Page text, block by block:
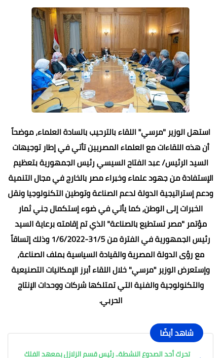
استهل الوزير "مرسي" اللقاء بالترحيب بالسادة العلماء، موضحاً
أن هذه اللقاءات مع العلماء المصريين تأتي في إطار توجيهات
السيد الرئيس/ عبد الفتاح السيسي رئيس الجمهورية بتعظيم
الإستفادة من جهود علماء وخبراء مصر بالخارج في مجال التنمية
ودعم إستراتيجية الدولة لدعم الصناعة وتوطين التكنولوجيا ونقل
الخبرات إلى الوطن، كما يأتي في ضوء إستكمال جني ثمار
مؤتمر "مصر تستطيع بالصناعة" الذي تم إقامته برعاية السيد
رئيس الجمهورية في الفترة من 31/5-1/6/2022 وذلك إتساقاً
مع رؤى الدولة المصرية والقيادة السياسية بملف الصناعة،
وإستعرض الوزير "مرسي" خلال اللقاء أبرز الإمكانيات التصنيعية
والتكنولوجية والفنية التي تمتلكها شركات ووحدات الإنتاج
الحربي.
شاهد أيضًا
تحرك أحد الصدوع النشطة.. رئيس قسم الزلازل بمعهد الفلك